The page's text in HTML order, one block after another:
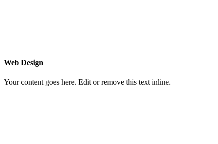
Web Design
Your content goes here. Edit or remove this text inline.